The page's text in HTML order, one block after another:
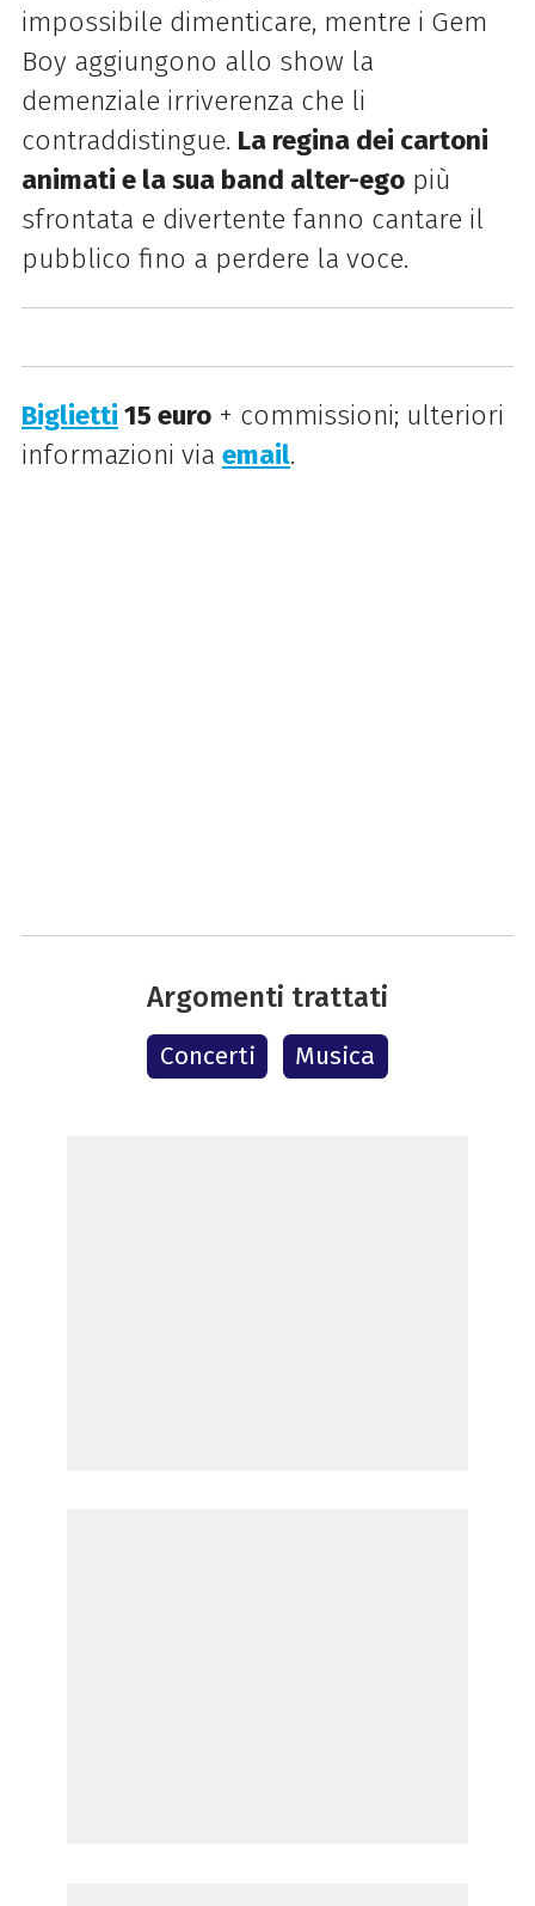
impossibile dimenticare, mentre i Gem
Boy aggiungono allo show la
demenziale irriverenza che li
contraddistingue. La regina dei cartoni
animati e la sua band alter-egopiù
sfrontata e divertente fanno cantare il
pubblico fino a perdere la voce.
Biglietti 15 euro+ commissioni; ulteriori
informazioni via email.
Argomenti trattati
Concerti Musica